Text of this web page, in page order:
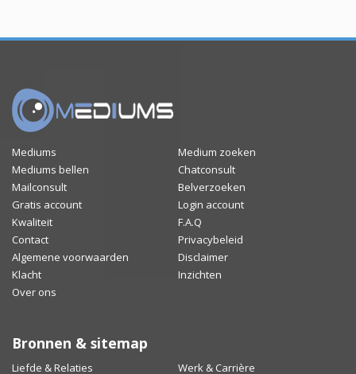
Mediums
Medium zoeken
Mediums bellen
Chatconsult
Mailconsult
Belverzoeken
Gratis account
Login account
Kwaliteit
F.A.Q
Contact
Privacybeleid
Algemene voorwaarden
Disclaimer
Klacht
Inzichten
Over ons
Bronnen & sitemap
Liefde & Relaties Werk & Carrière